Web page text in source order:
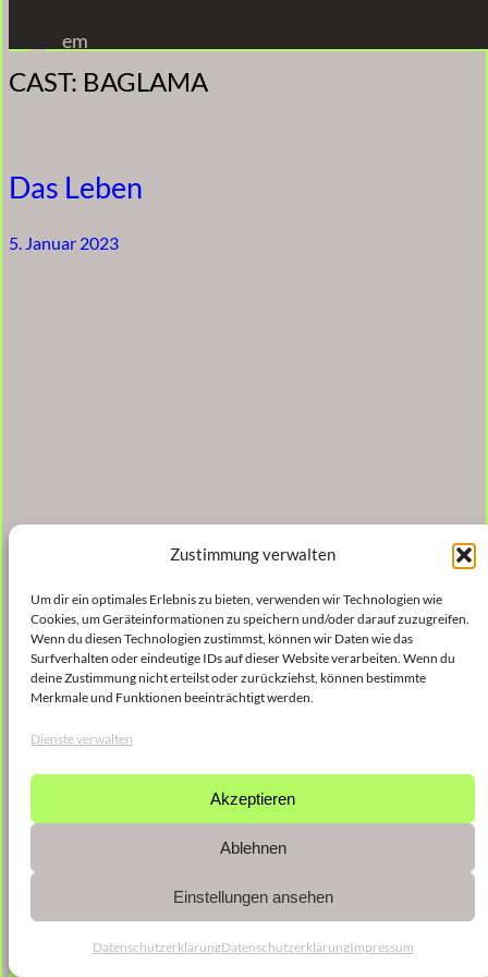
Zustimmung verwalten
Um dir ein optimales Erlebnis zu bieten, verwenden wir Technologien wie
Cookies, um Geräteinformationen zu speichern und/oder darauf zuzugreifen.
Wenn du diesen Technologien zustimmst, können wir Daten wie das
Surfverhalten oder eindeutige IDs auf dieser Website verarbeiten. Wenn du
deine Zustimmung nicht erteilst oder zurückziehst, können bestimmte
Merkmale und Funktionen beeinträchtigt werden.
Dienste verwalten
Akzeptieren
Ablehnen
Einstellungen ansehen
DatenschutzerklärungDatenschutzerklärungImpressum
Inhalt
springen
em
CAST: BAGLAMA
Das Leben
5. Januar 2023